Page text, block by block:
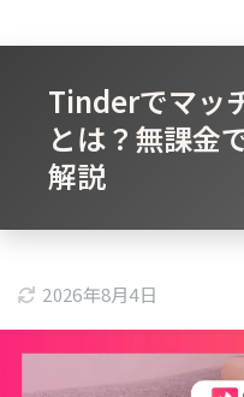
Tinderでマッ
とは？無課金
解説
2026年8月4日